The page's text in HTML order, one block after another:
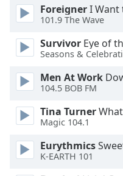
Opacity
Text
Background
Opacity
Caption
Area
ForeignerI Want
101.9 The Wave
Survivor Eye of
Seasons &
Men At Work
104.5 BOB FM
Tina Turner
Magic 104.1
Eurythmics
K-EARTH 101